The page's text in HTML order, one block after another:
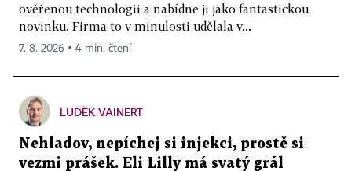
ověřenou technologii a nabídne ji jako fantastickou
novinku. Firma to v minulosti udělala v...
7. 8. 2026 ▪ 4 min. čtení
LUDĚK VAINERT
Nehladov, nepíchej si injekci, prostě si
vezmi prášek. Eli Lilly má svatý grál